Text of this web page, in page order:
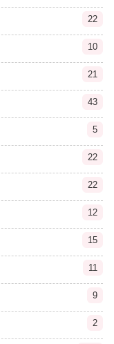
22
10
21
43
5
22
22
12
15
11
9
2